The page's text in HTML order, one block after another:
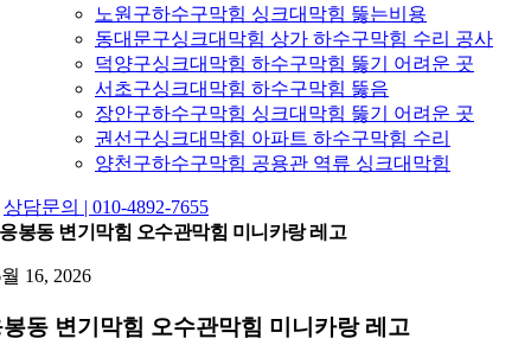
노원구하수구막힘 싱크대막힘 뚫는비용
동대문구싱크대막힘 상가 하수구막힘 수리 공사
덕양구싱크대막힘 하수구막힘 뚫기 어려운 곳
서초구싱크대막힘 하수구막힘 뚫음
장안구하수구막힘 싱크대막힘 뚫기 어려운 곳
권선구싱크대막힘 아파트 하수구막힘 수리
양천구하수구막힘 공용관 역류 싱크대막힘
상담문의 | 010-4892-7655
응봉동 변기막힘 오수관막힘 미니카랑 레고
16, 2026
동 변기막힘 오수관막힘 미니카랑 레고